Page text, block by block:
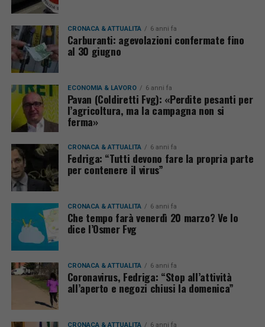
CRONACA & ATTUALITÀ 6 anni fa
Carburanti: agevolazioni confermate fino
al 30 giugno
ECONOMIA & LAVORO 6 anni fa
Pavan (Coldiretti Fvg): «Perdite pesanti per
l’agricoltura, ma la campagna non si
ferma»
CRONACA & ATTUALITÀ 6 anni fa
Fedriga: “Tutti devono fare la propria parte
per contenere il virus”
CRONACA & ATTUALITÀ 6 anni fa
Che tempo farà venerdì 20 marzo? Ve lo
dice l’Osmer Fvg
CRONACA & ATTUALITÀ 6 anni fa
Coronavirus, Fedriga: “Stop all’attività
all’aperto e negozi chiusi la domenica”
CRONACA & ATTUALITÀ 6 anni fa